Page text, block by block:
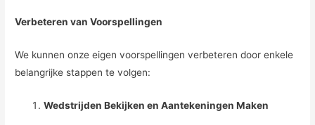
Verbeteren van Voorspellingen
We kunnen onze eigen voorspellingen verbeteren door enkele
belangrijke stappen te volgen:
Wedstrijden Bekijken en Aantekeningen Maken